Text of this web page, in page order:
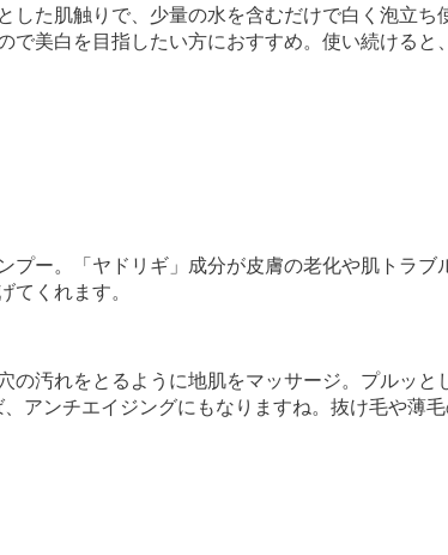
た肌触りで、少量の水を含むだけで白く泡立
美白を目指したい方におすすめ。使い続ける
ー。「ヤドリギ」成分が皮膚の老化や肌トラ
くれます。
汚れをとるように地肌をマッサージ。プルッと
アンチエイジングにもなりますね。抜け毛や薄毛